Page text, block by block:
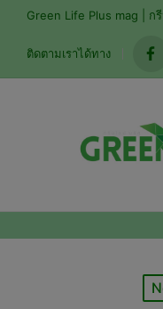
Green Life Plus mag |
ติดตามเราได้ทาง